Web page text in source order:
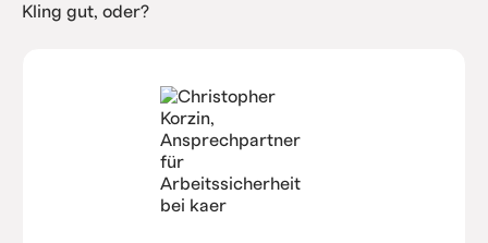
Kling gut, oder?